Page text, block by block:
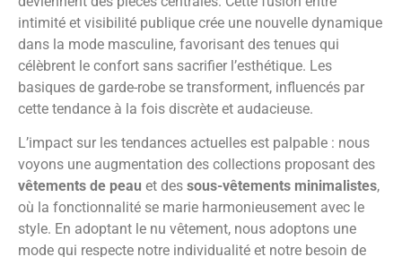
intimité et visibilité publique crée une nouvelle dynamique
dans la mode masculine, favorisant des tenues qui
célèbrent le confort sans sacrifier l’esthétique. Les
basiques de garde-robe se transforment, influencés par
cette tendance à la fois discrète et audacieuse.
L’impact sur les tendances actuelles est palpable : nous
voyons une augmentation des collections proposant des
vêtements de peau et des sous-vêtements minimalistes,
où la fonctionnalité se marie harmonieusement avec le
style. En adoptant le nu vêtement, nous adoptons une
mode qui respecte notre individualité et notre besoin de